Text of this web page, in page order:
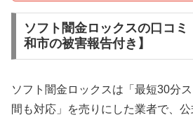
ソフト闇金ロックスの口コ
和市の被害報告付き】
ソフト闇金ロックスは「最短30分
間も対応」を売りにした業者で、